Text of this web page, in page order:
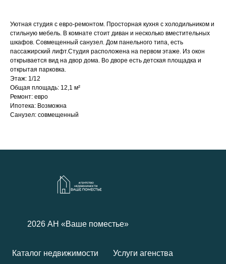
Уютная студия с евро-ремонтом. Просторная кухня с холодильником и
стильную мебель. В комнате стоит диван и несколько вместительных
шкафов. Совмещенный санузел. Дом панельного типа, есть
пассажирский лифт.Студия расположена на первом этаже. Из окон
открывается вид на двор дома. Во дворе есть детская площадка и
открытая парковка.
Этаж: 1/12
Общая площадь: 12,1 м²
Ремонт: евро
Ипотека: Возможна
Санузел: совмещенный
2026 АН «Ваше поместье»
Каталог недвижимости Услуги агенства